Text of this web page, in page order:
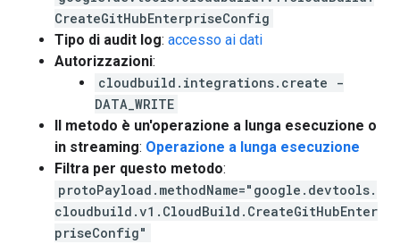
CreateGitHubEnterpriseConfig
Tipo di audit log: accesso ai dati
Autorizzazioni:
cloudbuild.integrations.create -
DATA_WRITE
Il metodo è un'operazione a lunga esecuzione o
in streaming: Operazione a lunga esecuzione
Filtra per questo metodo:
protoPayload.methodName="google.devtools.
cloudbuild.v1.CloudBuild.CreateGitHubEnter
priseConfig"